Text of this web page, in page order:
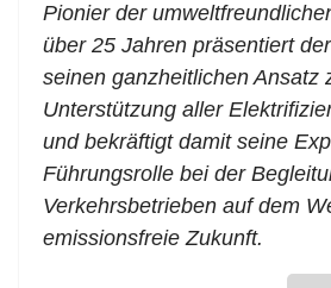
Pionier der
über 25 Jahren präsentiert
seinen ganzheitlichen Ansatz
Unterstützung aller
und bekräftigt damit seine
Führungsrolle bei der
Verkehrsbetrieben auf dem
emissionsfreie Zukunft.